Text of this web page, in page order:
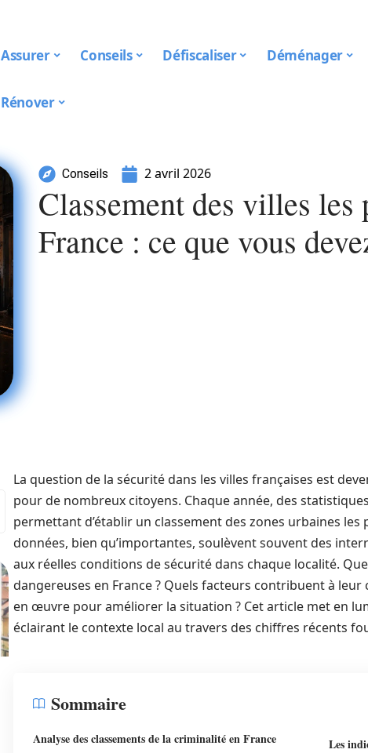
Assurer Conseils Défiscaliser Déménager
Rénover
Conseils 2 avril 2026
Classement des villes les
France : ce que vous
La question de la sécurité dans les villes françaises est
pour de nombreux citoyens. Chaque année, des
permettant d’établir un classement des zones urbaines les
données, bien qu’importantes, soulèvent souvent des
aux réelles conditions de sécurité dans chaque localité.
dangereuses en France ? Quels facteurs contribuent à
en œuvre pour améliorer la situation ? Cet article met en
éclairant le contexte local au travers des chiffres récents
Sommaire
Analyse des classements de la criminalité en France
Les